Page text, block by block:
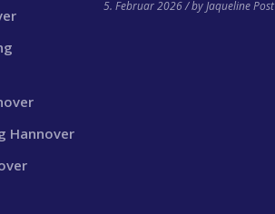
Hannover
5. Februar 2026 / by Jaqueline Post